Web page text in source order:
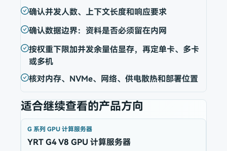
确认并发人数、上下文长度和响应要求
确认数据边界：资料是否必须留在内网
按权重下限加并发余量估显存，再定单卡、多卡
或多机
核对内存、NVMe、网络、供电散热和部署位置
适合继续查看的产品方向
G 系列 GPU 计算服务器
YRT G4 V8 GPU 计算服务器